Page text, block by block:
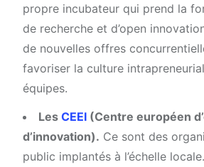
propre incubateur qui prend la
de recherche et d’open
de nouvelles offres
favoriser la culture
équipes.
Les CEEI (Centre européen
d’innovation). Ce sont des
public implantés à l’échelle